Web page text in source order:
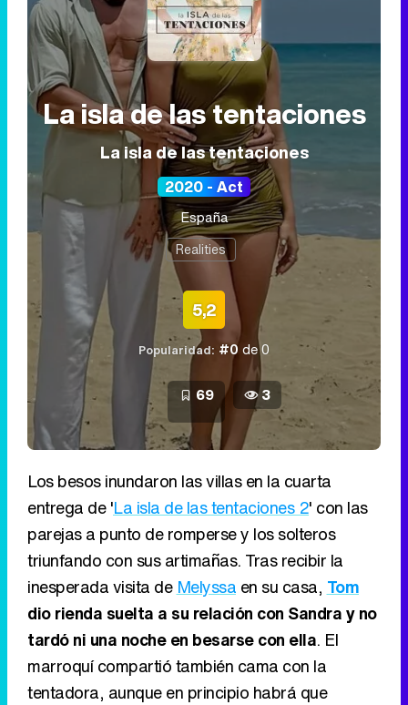
La isla de las tentaciones
La isla de las tentaciones
2020 - Act
España
Realities
5,2
Popularidad: #0 de 0
69 3
Los besos inundaron las villas en la cuarta
entrega de 'La isla de las tentaciones 2' con las
parejas a punto de romperse y los solteros
triunfando con sus artimañas. Tras recibir la
inesperada visita de Melyssa en su casa, Tom
dio rienda suelta a su relación con Sandra y no
tardó ni una noche en besarse con ella. El
marroquí compartió también cama con la
tentadora, aunque en principio habrá que